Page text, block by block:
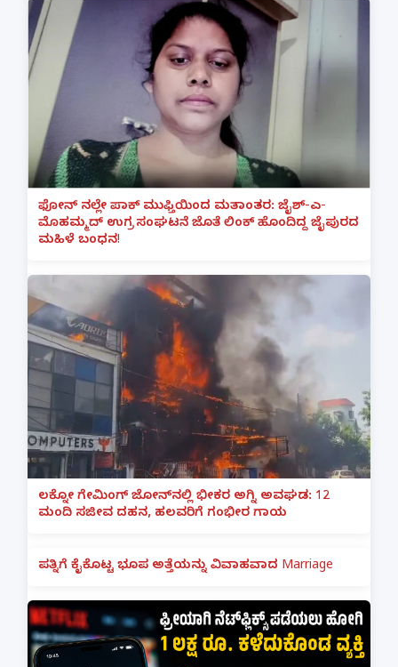
ಫೋನ್ ನಲ್ಲೇ ಪಾಕ್ ಮುಫ್ತಿಯಿಂದ ಮತಾಂತರ: ಜೈಶ್-ಎ-
ಮೊಹಮ್ಮದ್ ಉಗ್ರ ಸಂಘಟನೆ ಜೊತೆ ಲಿಂಕ್ ಹೊಂದಿದ್ದ ಜೈಪುರದ
ಮಹಿಳೆ ಬಂಧನ!
ಲಕ್ನೋ ಗೇಮಿಂಗ್ ಜೋನ್‌ನಲ್ಲಿ ಭೀಕರ ಅಗ್ನಿ ಅವಘಡ: 12
ಮಂದಿ ಸಜೀವ ದಹನ, ಹಲವರಿಗೆ ಗಂಭೀರ ಗಾಯ
ಪತ್ನಿಗೆ ಕೈಕೊಟ್ಟ ಭೂಪ ಅತ್ತೆಯನ್ನು ವಿವಾಹವಾದ Marriage